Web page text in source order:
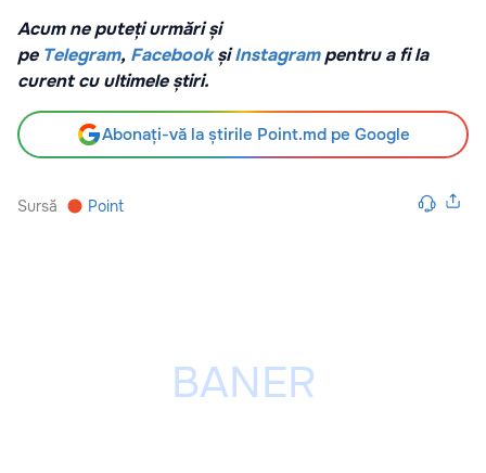
Acum ne puteți urmări și
pe Telegram, Facebook șiInstagrampentru a fi la
curent cu ultimele știri.
Abonați-vă la știrile Point.md pe Google
Sursă Point